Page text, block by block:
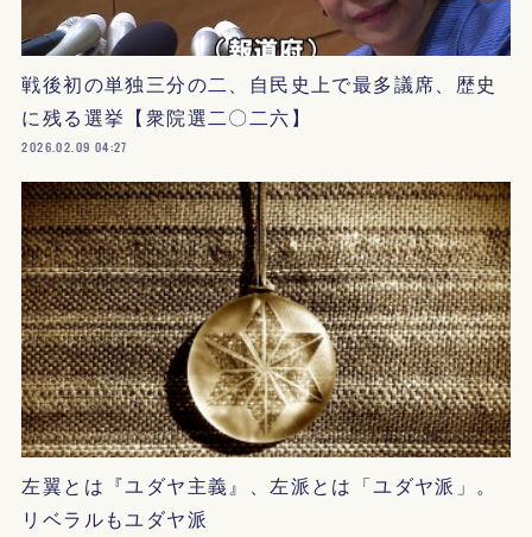
戦後初の単独三分の二、自民史上で最多議席、歴史
に残る選挙【衆院選二〇二六】
2026.02.09 04:27
左翼とは『ユダヤ主義』、左派とは「ユダヤ派」。
リベラルもユダヤ派